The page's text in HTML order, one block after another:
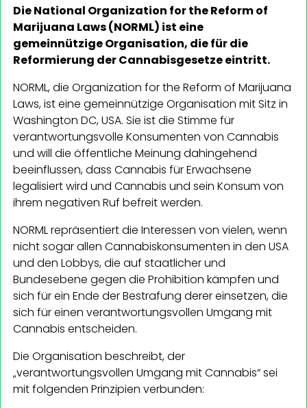
Die National Organization for the Reform of
Marijuana Laws (NORML) ist eine
gemeinnützige Organisation, die für die
Reformierung der Cannabisgesetze eintritt.
NORML, die Organization for the Reform of Marijuana
Laws, ist eine gemeinnützige Organisation mit Sitz in
Washington DC, USA. Sie ist die Stimme für
verantwortungsvolle Konsumenten von Cannabis
und will die öffentliche Meinung dahingehend
beeinflussen, dass Cannabis für Erwachsene
legalisiert wird und Cannabis und sein Konsum von
ihrem negativen Ruf befreit werden.
NORML repräsentiert die Interessen von vielen, wenn
nicht sogar allen Cannabiskonsumenten in den USA
und den Lobbys, die auf staatlicher und
Bundesebene gegen die Prohibition kämpfen und
sich für ein Ende der Bestrafung derer einsetzen, die
sich für einen verantwortungsvollen Umgang mit
Cannabis entscheiden.
Die Organisation beschreibt, der
„verantwortungsvollen Umgang mit Cannabis“ sei
mit folgenden Prinzipien verbunden: